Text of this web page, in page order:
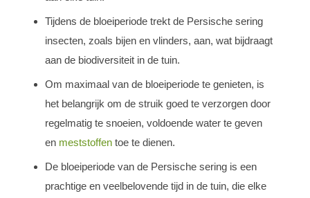
Tijdens de bloeiperiode trekt de Persische sering
insecten, zoals bijen en vlinders, aan, wat bijdraagt
aan de biodiversiteit in de tuin.
Om maximaal van de bloeiperiode te genieten, is
het belangrijk om de struik goed te verzorgen door
regelmatig te snoeien, voldoende water te geven
en meststoffen toe te dienen.
De bloeiperiode van de Persische sering is een
prachtige en veelbelovende tijd in de tuin, die elke